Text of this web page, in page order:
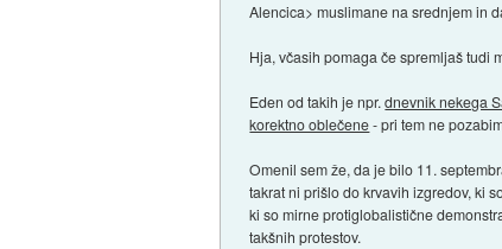
Alencica> muslimane na srednjem in
Hja, včasih pomaga če spremljaš tudi
Eden od takih je npr.dnevnik nekega
korektno oblečene- pri tem ne
Omenil sem že, da je bilo 11.
takrat ni prišlo do krvavih izgredov, ki
ki so mirne protiglobalistične
takšnih protestov.